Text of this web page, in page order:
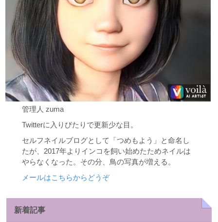
管理人 zuma
Twitterに入りびたりで更新少な目。
セルフネイルブログとして「つめもよう」と命名し
たが、2017年よりインコを飼い始めたためネイルは
やらなくなった。その分、鳥の写真が増える。
メールはこちらからどうぞ
新着記事